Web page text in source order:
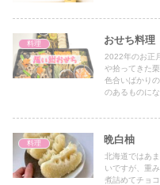
料理 おせち料
2022年のお正
や拾ってきた
色合いばかり
のあるものに
料理 晩白柚
北海道ではあ
いですが、重
煮詰めてチョ